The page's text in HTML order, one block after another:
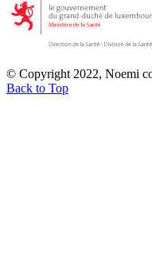
© Copyright 2022, Noemi
Back to Top